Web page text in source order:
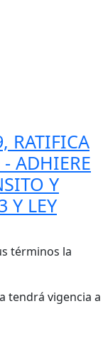
RATIFICA
ADHIERE
Y
Y LEY
términos la
tendrá vigencia a